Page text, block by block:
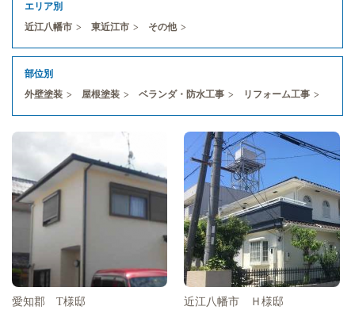
エリア別
近江八幡市
東近江市 その他
部位別
外壁塗装
屋根塗装 ベランダ・防水工事 リフォーム工事
愛知郡 T様邸
近江八幡市 Ｈ様邸